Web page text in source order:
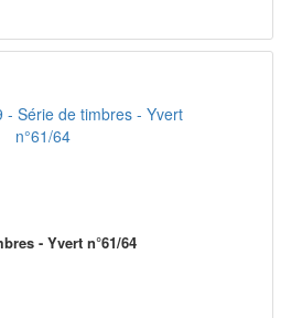
- Yvert n°61/64